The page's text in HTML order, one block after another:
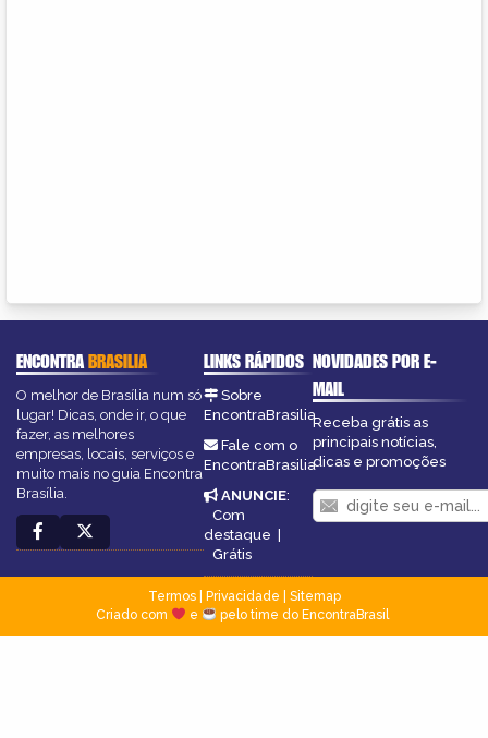
ENCONTRABRASILIA
O melhor de Brasília num só
lugar! Dicas, onde ir, o que
fazer, as melhores
empresas, locais, serviços e
muito mais no guia Encontra
Brasília.
LINKS RÁPIDOS
Sobre
EncontraBrasilia
Fale com o
EncontraBrasilia
ANUNCIE:
Com
destaque |
Grátis
NOVIDADES POR E-
MAIL
Receba grátis as
principais notícias,
dicas e promoções
Termos| Privacidade
Sitemap
Criado com
e pelo time do EncontraBrasil